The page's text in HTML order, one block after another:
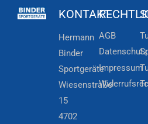
KONTAKT
Hermann
Binder
Sportgeräte
Wiesenstraße
15
4702
AGB
Datenschutz
Impressum